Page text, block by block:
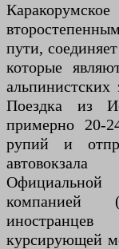
пути,
которые
Поездка из
примерно 20-
рупий и
Официальной
компанией
курсирующей